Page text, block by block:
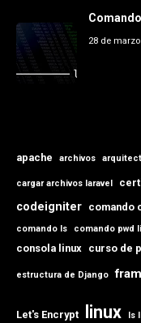
28 de
apache archivos
cargar archivos laravel
codeigniter comando
comando ls comando pwd
consola linux curso de
estructura de Django
Let's Encrypt linux ls